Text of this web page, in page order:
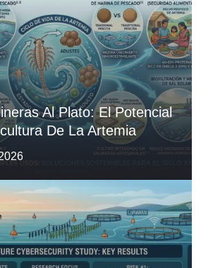
Al Plato: El Potencial
De La Artemia